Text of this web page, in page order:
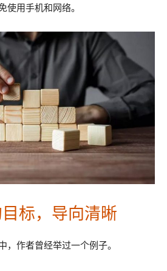
使用手机和网络。
标，导向清晰
，作者曾经举过一个例子。